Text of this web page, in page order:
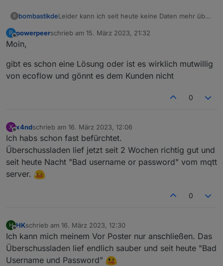
B bombastikdeLeider kann ich seit heute keine Daten mehr über
Meldung im IObroker Protokoll: Client error: ```
Password für MQTT nochmals ausgelesen und
eingetragen. - Keine Änderung
Hat jemand eine Idee?
P
Offline
powerpeerschrieb am 15. März 2023, 21:32
zuletzt editiert von
Moin,
gibt es schon eine Lösung oder ist es wirklich mutwillig
von ecoflow und gönnt es dem Kunden nicht
0
X
Offline
x4ndschrieb am 16. März 2023, 12:06
zuletzt editiert von
Ich habs schon fast befürchtet.
Überschussladen lief jetzt seit 2 Wochen richtig gut und
seit heute Nacht "Bad username or password" vom mqtt
server.
0
H
Offline
HKschrieb am 16. März 2023, 12:30
zuletzt editiert von
Ich kann mich meinem Vor Poster nur anschließen. Das
Überschussladen lief endlich sauber und seit heute "Bad
Username und Password"